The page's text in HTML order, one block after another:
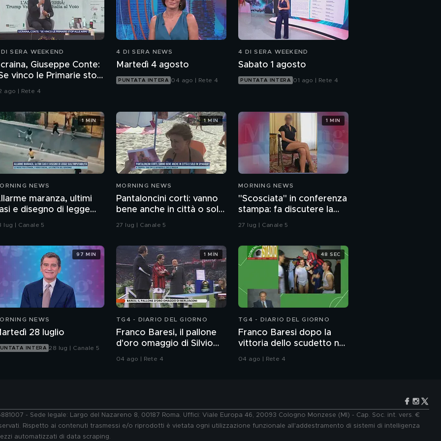
SERA WEEKEND
Giuseppe Conte:
vinco le Primarie stop
armi"
ago | Rete 4
4 DI SERA NEWS
Martedì 4 agosto
PUNTATA INTERA 04 ago | Rete 4
4 DI SERA WEEKEND
Sabato 1 agosto
PUNTATA INTERA 01 ago | Rete 4
NEWS
maranza, ultimi
e disegno di legge
lug | Canale 5
1 MIN
MORNING NEWS
Pantaloncini corti: vanno
bene anche in città o solo
in spiaggia?
27 lug | Canale 5
1 MIN
MORNING NEWS
"Scosciata" in conferenza
stampa: fa discutere la
vicesindaca di Livorno
27 lug | Canale 5
1 MIN
NEWS
28 luglio
INTERA 28 lug | Canale 5
97 MIN
TG4 - DIARIO DEL GIORNO
Franco Baresi, il pallone
d'oro omaggio di Silvio
Berlusconi
04 ago | Rete 4
1 MIN
TG4 - DIARIO DEL GIORNO
Franco Baresi dopo la
vittoria dello scudetto nel
04 ago | Rete 4
48 SEC
- Sede legale: Largo del Nazareno 8, 00187 Roma. Uffici: Viale Europa 46, 20093 Cologno Monzese (MI) - Cap. Soc. int. vers. €
Rispetto ai contenuti trasmessi e/o riprodotti è vietata ogni utilizzazione funzionale all'addestramento di sistemi di intelligenza
automatizzati di data scraping.